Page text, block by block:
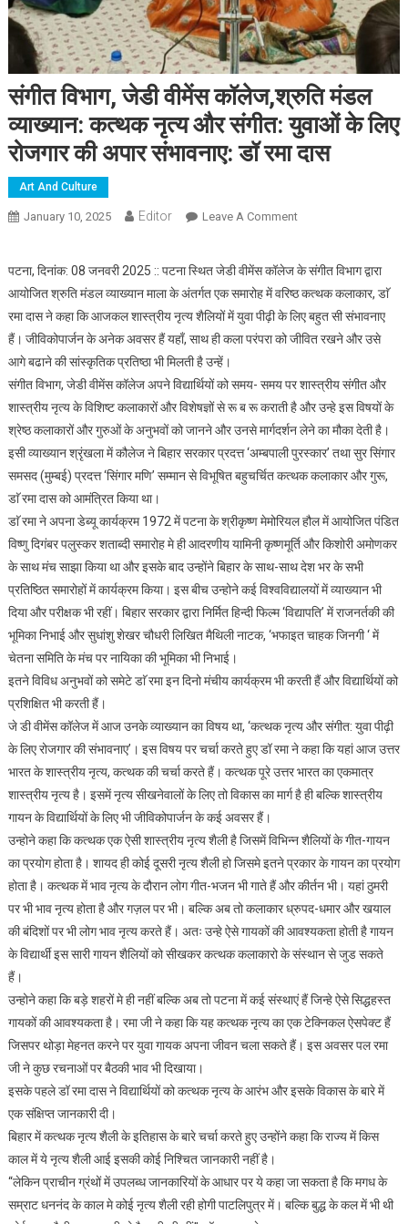
संगीत विभाग, जेडी वीमेंस कॉलेज,श्रुति मंडल
व्याख्यान: कत्थक नृत्य और संगीत: युवाओं के लिए
रोजगार की अपार संभावनाए: डॉ रमा दास
Art And Culture
January 10, 2025 Editor Leave A CommentOn संगीत विभाग, जेडी
संगीत: युवाओं के लिए
रोजगार की अपार
संभावनाए: डॉ रमा दास
पटना, दिनांक: 08 जनवरी 2025 :: पटना स्थित जेडी वीमेंस कॉलेज के संगीत विभाग द्वारा
आयोजित श्रुति मंडल व्याख्यान माला के अंतर्गत एक समारोह में वरिष्ठ कत्थक कलाकार, डाॅ
रमा दास ने कहा कि आजकल शास्त्रीय नृत्य शैलियों में युवा पीढ़ी के लिए बहुत सी संभावनाए
हैं। जीविकोपार्जन के अनेक अवसर हैं यहाँ, साथ ही कला परंपरा को जीवित रखने और उसे
आगे बढाने की सांस्कृतिक प्रतिष्ठा भी मिलती है उन्हें।
संगीत विभाग, जेडी वीमेंस कॉलेज अपने विद्यार्थियों को समय- समय पर शास्त्रीय संगीत और
शास्त्रीय नृत्य के विशिष्ट कलाकारों और विशेषज्ञों से रू ब रू कराती है और उन्हे इस विषयों के
श्रेष्ठ कलाकारों और गुरुओं के अनुभवों को जानने और उनसे मार्गदर्शन लेने का मौका देती है।
इसी व्याख्यान श्रृंखला में कौलेज ने बिहार सरकार प्रदत्त ‘अम्बपाली पुरस्कार’ तथा सुर सिंगार
समसद (मुम्बई) प्रदत्त ‘सिंगार मणि’ सम्मान से विभूषित बहुचर्चित कत्थक कलाकार और गुरू,
डाॅ रमा दास को आमंत्रित किया था।
डाॅ रमा ने अपना डेब्यू कार्यक्रम 1972 में पटना के श्रीकृष्ण मेमोरियल हौल में आयोजित पंडित
विष्णु दिगंबर पलुस्कर शताब्दी समारोह मे ही आदरणीय यामिनी कृष्णमूर्ति और किशोरी अमोणकर
के साथ मंच साझा किया था और इसके बाद उन्होंने बिहार के साथ-साथ देश भर के सभी
प्रतिष्ठित समारोहों में कार्यक्रम किया। इस बीच उन्होने कई विश्वविद्यालयों में व्याख्यान भी
दिया और परीक्षक भी रहीं। बिहार सरकार द्वारा निर्मित हिन्दी फिल्म ‘विद्यापति’ में राजनर्तकी की
भूमिका निभाई और सुधांशु शेखर चौधरी लिखित मैथिली नाटक, ‘भफाइत चाहक जिनगी ‘ में
चेतना समिति के मंच पर नायिका की भूमिका भी निभाई।
इतने विविध अनुभवों को समेटे डाॅ रमा इन दिनो मंचीय कार्यक्रम भी करती हैं और विद्यार्थियों को
प्रशिक्षित भी करती हैं।
जे डी वीमेंस कॉलेज में आज उनके व्याख्यान का विषय था, ‘कत्थक नृत्य और संगीत: युवा पीढ़ी
के लिए रोजगार की संभावनाए’। इस विषय पर चर्चा करते हुए डॉ रमा ने कहा कि यहां आज उत्तर
भारत के शास्त्रीय नृत्य, कत्थक की चर्चा करते हैं। कत्थक पूरे उत्तर भारत का एकमात्र
शास्त्रीय नृत्य है। इसमें नृत्य सीखनेवालों के लिए तो विकास का मार्ग है ही बल्कि शास्त्रीय
गायन के विद्यार्थियों के लिए भी जीविकोपार्जन के कई अवसर हैं।
उन्होने कहा कि कत्थक एक ऐसी शास्त्रीय नृत्य शैली है जिसमें विभिन्न शैलियों के गीत-गायन
का प्रयोग होता है। शायद ही कोई दूसरी नृत्य शैली हो जिसमे इतने प्रकार के गायन का प्रयोग
होता है। कत्थक में भाव नृत्य के दौरान लोग गीत-भजन भी गाते हैं और कीर्तन भी। यहां ठुमरी
पर भी भाव नृत्य होता है और गज़ल पर भी। बल्कि अब तो कलाकार ध्रुपद-धमार और खयाल
की बंदिशों पर भी लोग भाव नृत्य करते हैं। अतः उन्हे ऐसे गायकों की आवश्यकता होती है गायन
के विद्यार्थी इस सारी गायन शैलियों को सीखकर कत्थक कलाकारो के संस्थान से जुड सकते
हैं।
उन्होने कहा कि बड़े शहरों मे ही नहीं बल्कि अब तो पटना में कई संस्थाएं हैं जिन्हे ऐसे सिद्धहस्त
गायकों की आवश्यकता है। रमा जी ने कहा कि यह कत्थक नृत्य का एक टेक्निकल ऐसपेक्ट हैं
जिसपर थोड़ा मेहनत करने पर युवा गायक अपना जीवन चला सकते हैं। इस अवसर पल रमा
जी ने कुछ रचनाओं पर बैठकी भाव भी दिखाया।
इसके पहले डॉ रमा दास ने विद्यार्थियों को कत्थक नृत्य के आरंभ और इसके विकास के बारे में
एक संक्षिप्त जानकारी दी।
बिहार में कत्थक नृत्य शैली के इतिहास के बारे चर्चा करते हुए उन्होंने कहा कि राज्य में किस
काल में ये नृत्य शैली आई इसकी कोई निश्चित जानकारी नहीं है।
“लेकिन प्राचीन ग्रंथों में उपलब्ध जानकारियों के आधार पर ये कहा जा सकता है कि मगध के
सम्राट धननंद के काल मे कोई नृत्य शैली रही होगी पाटलिपुत्र में। बल्कि बुद्ध के कल में भी थी